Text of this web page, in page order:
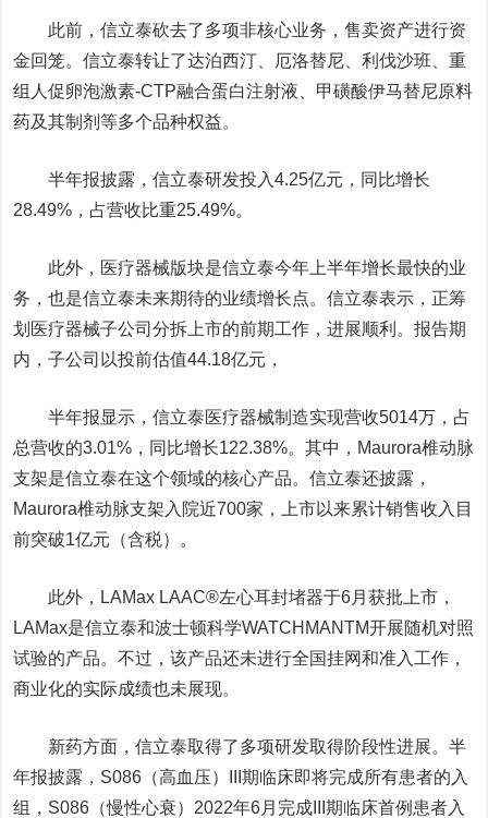
此前 ，信立泰砍去了多项非核心业务，售卖资产进行资
金回笼。信立泰转让了达泊西汀、厄洛替尼、利伐沙班、重
组人促卵泡激素-CTP融合蛋白注射液、甲磺酸伊马替尼原料
药及其制剂等多个品种权益。
半年报披露 ，信立泰研发投入4.25亿元，同比增长
28.49%，占营收比重25.49%。
此外，医疗器械版块是信立泰今年上半年增长最快的业
务 ，也是信立泰未来期待的业绩增长点。信立泰表示 ，正筹
划医疗器械子公司分拆上市的前期工作，进展顺利。报告期
内，子公司以投前估值44.18亿元，
半年报显示 ，信立泰医疗器械制造实现营收5014万 ， 占
总营收的3.01% ， 同比增长122.38%。其中 ，Maurora椎动脉
支架是信立泰在这个领域的核心产品。信立泰还披露 ，
Maurora椎动脉支架入院近700家，上市以来累计销售收入目
前突破1亿元（含税）。
此外 ，LAMax LAAC®左心耳封堵器于6月获批上市，
LAMax是信立泰和波士顿科学WATCHMANTM开展随机对照
试验的产品。不过 ，该产品还未进行全国挂网和准入工作，
商业化的实际成绩也未展现。
新药方面 ，信立泰取得了多项研发取得阶段性进展。半
年报披露 ， S086（高血压）III期临床即将完成所有患者的入
组，S086（慢性心衰）2022年6月完成III期临床首例患者入